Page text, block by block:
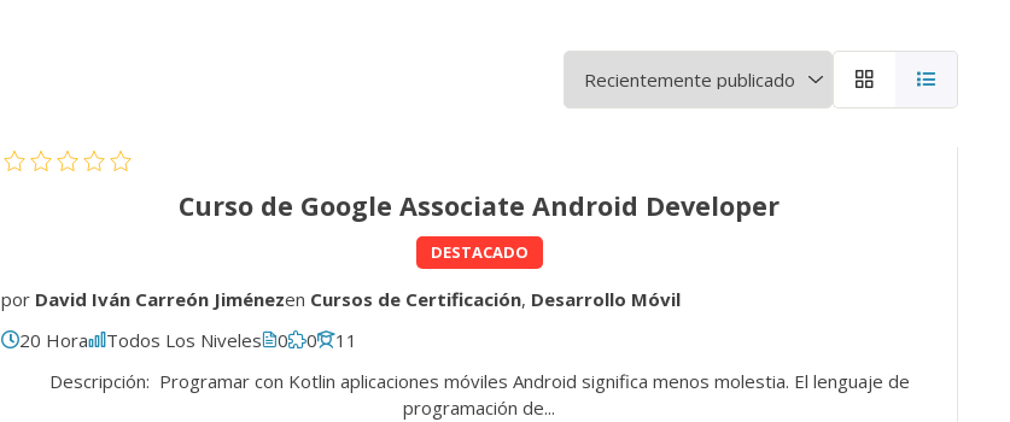
Curso de Google Associate Android Developer
DESTACADO
por David Iván Carreón Jiménezen Cursos de Certificación, Desarrollo Móvil
20 Hora
Todos Los Niveles 0 0
11
Descripción: Programar con Kotlin aplicaciones móviles Android significa menos molestia. El lenguaje de
programación de...